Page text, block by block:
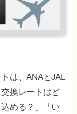
は、ANAとJAL
換レートはど
める？」「い